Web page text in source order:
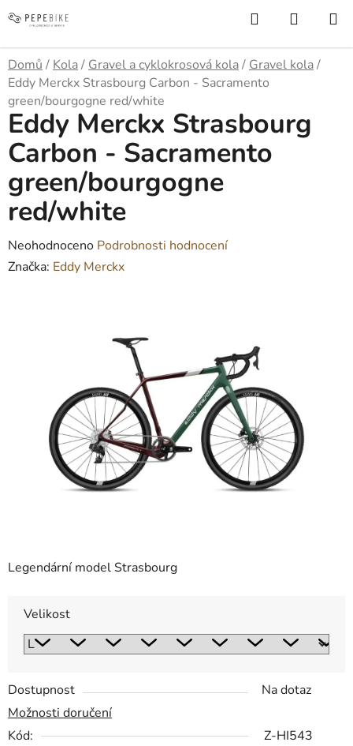
na
Hledat
KOŠÍK
Domů / Kola/ Gravel a cyklokrosová kola/ Gravel kola/
Eddy Merckx Strasbourg Carbon - Sacramento
green/bourgogne red/white
Legendární model Strasbourg
Velikost
Dostupnost
Na dotaz
Možnosti doručení
Kód:
Z-HI543
Eddy Merckx Strasbourg
Carbon - Sacramento
green/bourgogne
red/white
Průměrné
hodnocení
Neohodnoceno Podrobnosti hodnocení
Značka: Eddy Merckx